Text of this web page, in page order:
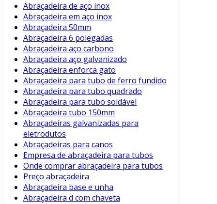
Abraçadeira de aço inox
Abraçadeira em aço inox
Abraçadeira 50mm
Abraçadeira 6 polegadas
Abraçadeira aço carbono
Abraçadeira aço galvanizado
Abraçadeira enforca gato
Abraçadeira para tubo de ferro fundido
Abraçadeira para tubo quadrado
Abraçadeira para tubo soldável
Abraçadeira tubo 150mm
Abraçadeiras galvanizadas para
eletrodutos
Abraçadeiras para canos
Empresa de abraçadeira para tubos
Onde comprar abraçadeira para tubos
Preço abraçadeira
Abraçadeira base e unha
Abraçadeira d com chaveta